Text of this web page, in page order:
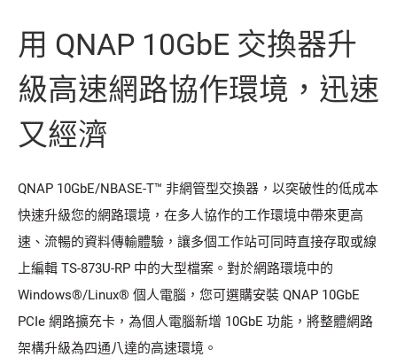
用 QNAP 10GbE 交換器升
級高速網路協作環境，迅速
又經濟
QNAP 10GbE/NBASE-T™ 非網管型交換器，以突破性的低成本
快速升級您的網路環境，在多人協作的工作環境中帶來更高
速、流暢的資料傳輸體驗，讓多個工作站可同時直接存取或線
上編輯 TS-873U-RP 中的大型檔案。對於網路環境中的
Windows®/Linux® 個人電腦，您可選購安裝 QNAP 10GbE
PCIe 網路擴充卡，為個人電腦新增 10GbE 功能，將整體網路
架構升級為四通八達的高速環境。